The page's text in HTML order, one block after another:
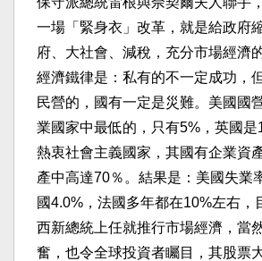
一場「緊身衣」改革，就是給政府
府、大社會、減稅，充分市場經濟
經濟鐵律是：私有的不一定成功，
民營的，國有一定是災難。美國國
業國家中最低的，只有5%，英國
熱衷社會主義國家，其國有企業資
產中高達70％。結果是：美國失業
國4.0%，法國多年都在10%左右，
西新總統上任就推行市場經濟，當
奮，也令全球投資者矚目，其股票